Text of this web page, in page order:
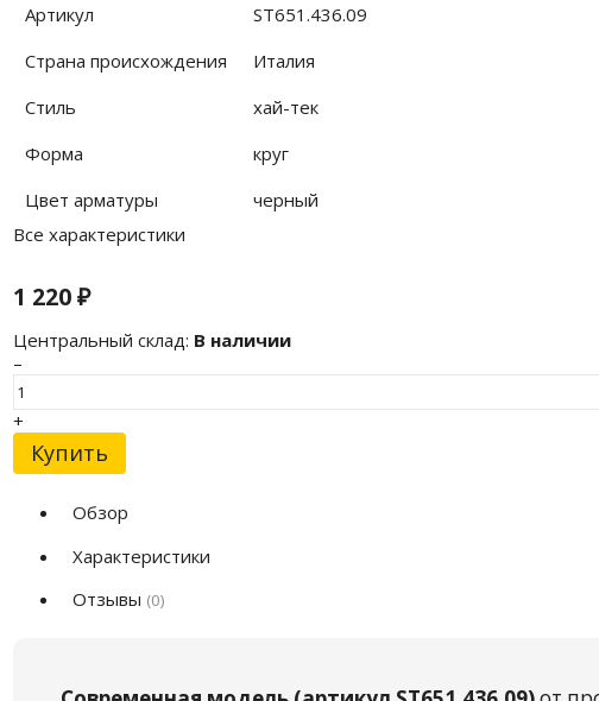
Артикул
ST651.436.09
Страна происхождения
Италия
Стиль
хай-тек
Форма
круг
Цвет арматуры
черный
Все характеристики
1 220₽
Центральный склад: В наличии
–
+
Купить
Обзор
Характеристики
Отзывы (0)